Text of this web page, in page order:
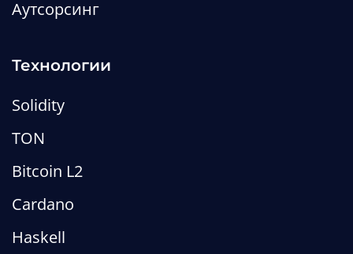
Wiki web3-wiki
Аутсорсинг
Технологии
Solidity
TON
Bitcoin L2
Cardano
Haskell